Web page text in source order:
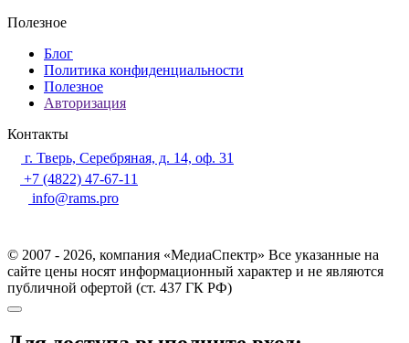
Полезное
Блог
Политика конфиденциальности
Полезное
Авторизация
Контакты
г. Тверь, Серебряная, д. 14, оф. 31
+7 (4822) 47-67-11
info@rams.pro
© 2007 - 2026, компания «МедиаСпектр» Все указанные на
сайте цены носят информационный характер и не являются
публичной офертой (ст. 437 ГК РФ)